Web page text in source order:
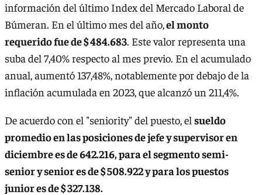
información del último Index del Mercado Laboral de
Búmeran. En el último mes del año,el monto
requerido fue de $ 484.683. Este valor representa una
suba del 7,40% respecto al mes previo. En el acumulado
anual, aumentó 137,48%, notablemente por debajo de la
inflación acumulada en 2023, que alcanzó un 211,4%.
De acuerdo con el "seniority" del puesto, el sueldo
promedio en las posiciones de jefe y supervisor en
diciembre es de 642.216, para el segmento semi-
senior y senior es de $ 508.922 y para los puestos
junior es de $ 327.138.